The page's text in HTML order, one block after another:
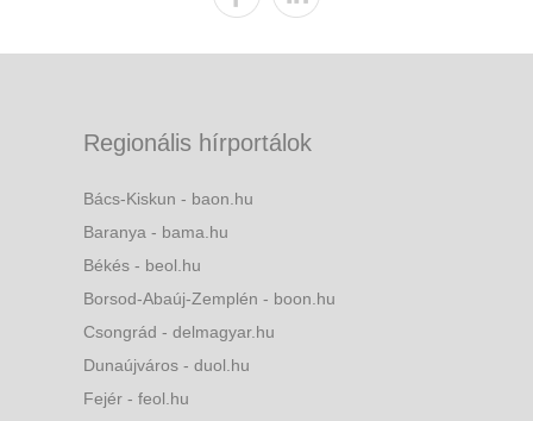
Regionális hírportálok
Bács-Kiskun - baon.hu
Baranya - bama.hu
Békés - beol.hu
Borsod-Abaúj-Zemplén - boon.hu
Csongrád - delmagyar.hu
Dunaújváros - duol.hu
Fejér - feol.hu